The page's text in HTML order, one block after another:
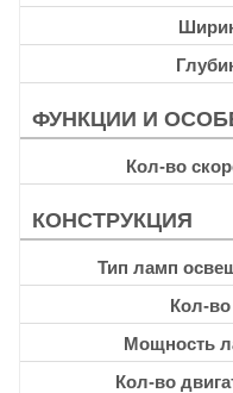
ФУНКЦИИ И
Кол-во
КОНСТРУКЦИЯ
Тип ламп
Кол-
Мощность
Кол-во